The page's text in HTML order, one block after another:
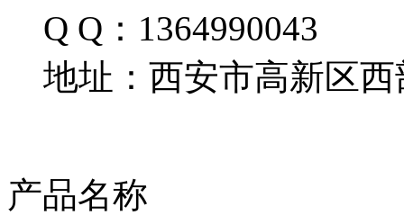
Q Q：1364990043
地址：西安市高新区西
产品名称